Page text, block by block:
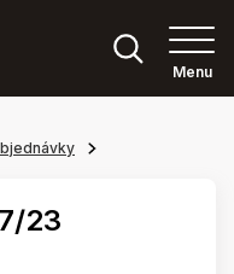
Menu
23